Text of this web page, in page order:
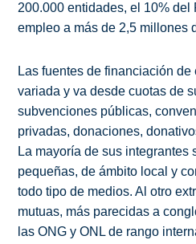
200.000 entidades, el 10% del
empleo a más de 2,5 millones
Las fuentes de financiación
variada y va desde cuotas de
subvenciones públicas,
privadas, donaciones,
La mayoría de sus integrantes
pequeñas, de ámbito local y
todo tipo de medios. Al otro
mutuas, más parecidas a
las ONG y ONL de rango